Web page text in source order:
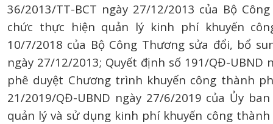
36/2013/TT-BCT ngày 27/12/2013 của Bộ
chức thực hiện quản lý kinh phí khuyến
10/7/2018 của Bộ Công Thương sửa đổi, bổ
ngày 27/12/2013; Quyết định số 191/QĐ-
phê duyệt Chương trình khuyến công thành
21/2019/QĐ-UBND ngày 27/6/2019 của Ủy
quản lý và sử dụng kinh phí khuyến công